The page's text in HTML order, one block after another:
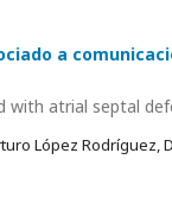
a
with atrial septal
López Rodríguez,